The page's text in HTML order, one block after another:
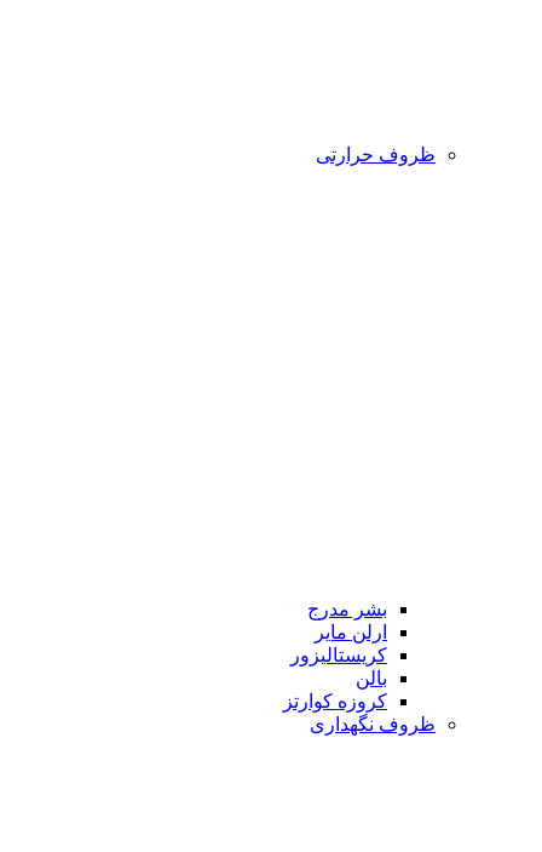
ظروف حرارتی
بشر مدرج
ارلن مایر
کریستالیزور
بالن
کروزه کوارتز
ظروف نگهداری